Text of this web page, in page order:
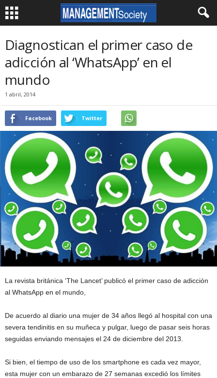
Diagnostican el primer caso de
adicción al ‘WhatsApp’ en el
mundo
1 abril, 2014
Facebook Twitter
La revista británica ‘The Lancet’ publicó el primer caso de adicción
al WhatsApp en el mundo,
De acuerdo al diario una mujer de 34 años llegó al hospital con una
severa tendinitis en su muñeca y pulgar, luego de pasar seis horas
seguidas enviando mensajes el 24 de diciembre del 2013.
Si bien, el tiempo de uso de los smartphone es cada vez mayor,
esta mujer con un embarazo de 27 semanas excedió los límites